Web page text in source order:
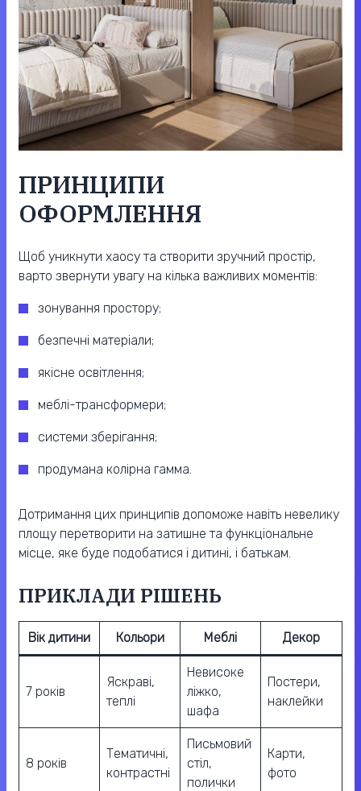
ПРИНЦИПИ
ОФОРМЛЕННЯ
Щоб уникнути хаосу та створити зручний простір,
варто звернути увагу на кілька важливих моментів:
зонування простору;
безпечні матеріали;
якісне освітлення;
меблі-трансформери;
системи зберігання;
продумана колірна гамма.
Дотримання цих принципів допоможе навіть невелику
площу перетворити на затишне та функціональне
місце, яке буде подобатися і дитині, і батькам.
ПРИКЛАДИ РІШЕНЬ
Вік дитини Кольори Меблі Декор
7 років
Яскраві,
теплі
Невисоке
ліжко,
шафа
Постери,
наклейки
8 років
Тематичні,
контрастні
Письмовий
стіл,
полички
Карти,
фото